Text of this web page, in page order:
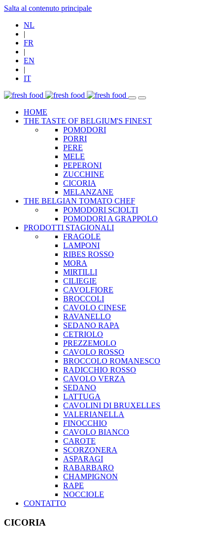
Salta al contenuto principale
NL
|
FR
|
EN
|
IT
HOME
THE TASTE OF BELGIUM'S FINEST
POMODORI
PORRI
PERE
MELE
PEPERONI
ZUCCHINE
CICORIA
MELANZANE
THE BELGIAN TOMATO CHEF
POMODORI SCIOLTI
POMODORI A GRAPPOLO
PRODOTTI STAGIONALI
FRAGOLE
LAMPONI
RIBES ROSSO
MORA
MIRTILLI
CILIEGIE
CAVOLFIORE
BROCCOLI
CAVOLO CINESE
RAVANELLO
SEDANO RAPA
CETRIOLO
PREZZEMOLO
CAVOLO ROSSO
BROCCOLO ROMANESCO
RADICCHIO ROSSO
CAVOLO VERZA
SEDANO
LATTUGA
CAVOLINI DI BRUXELLES
VALERIANELLA
FINOCCHIO
CAVOLO BIANCO
CAROTE
SCORZONERA
ASPARAGI
RABARBARO
CHAMPIGNON
RAPE
NOCCIOLE
CONTATTO
CICORIA